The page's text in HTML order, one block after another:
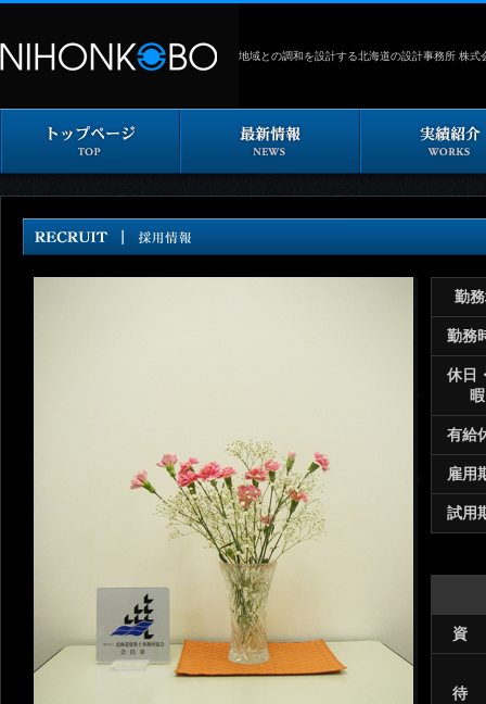
地域との調和を設計する北海道の設計事務所 株式
勤
勤務
休日
暇
有給
雇用
試用
資
待